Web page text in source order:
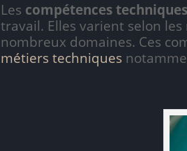
Les compétences techniques
travail. Elles varient selon
nombreux domaines. Ces
métiers techniques